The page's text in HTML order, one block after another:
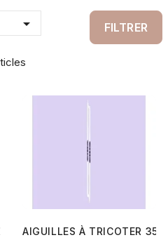
 FILTRER
CM - PLASTIQUE - N°6 -
AIGUILLES À TRICOTER 35